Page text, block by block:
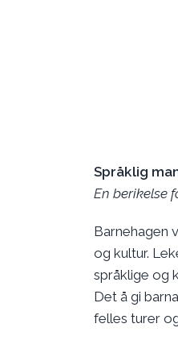
Språklig
En berikelse
Barnehagen
og kultur.
språklige og
Det å gi
felles turer